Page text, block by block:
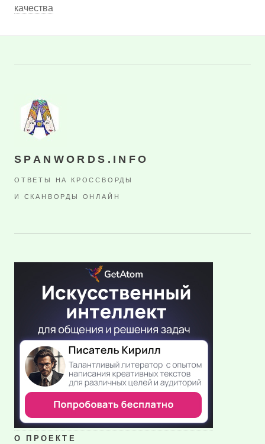
качества
SPANWORDS.INFO
ОТВЕТЫ НА КРОССВОРДЫ
И СКАНВОРДЫ ОНЛАЙН
О ПРОЕКТЕ